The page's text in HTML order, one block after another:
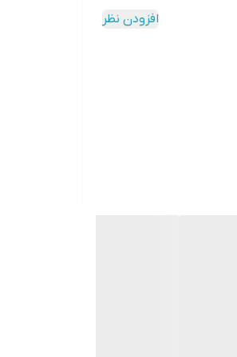
افزودن نظر